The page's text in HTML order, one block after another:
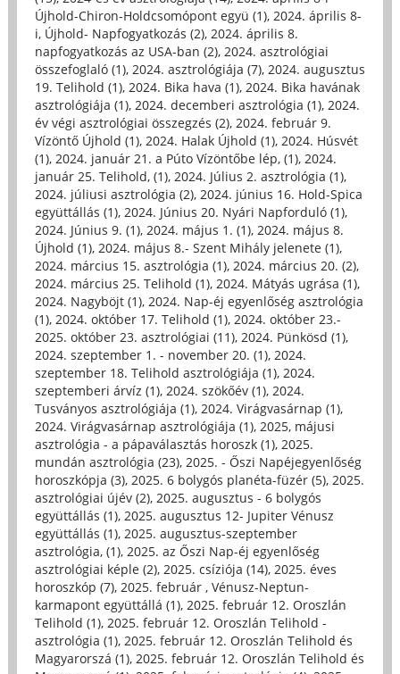
Újhold-Chiron-Holdcsomópont együ (1), 2024. április 8-
i, Újhold- Napfogyatkozás (2), 2024. április 8.
napfogyatkozás az USA-ban (2), 2024. asztrológiai
összefoglaló (1), 2024. asztrológiája (7), 2024. augusztus
19. Telihold (1), 2024. Bika hava (1), 2024. Bika havának
asztrológiája (1), 2024. decemberi asztrológia (1), 2024.
év végi asztrológiai összegzés (2), 2024. február 9.
Vízöntő Újhold (1), 2024. Halak Újhold (1), 2024. Húsvét
(1), 2024. január 21. a Púto Vízöntőbe lép, (1), 2024.
január 25. Telihold, (1), 2024. Július 2. asztrológia (1),
2024. júliusi asztrológia (2), 2024. június 16. Hold-Spica
együttállás (1), 2024. Június 20. Nyári Napforduló (1),
2024. Június 9. (1), 2024. május 1. (1), 2024. május 8.
Újhold (1), 2024. május 8.- Szent Mihály jelenete (1),
2024. március 15. asztrológia (1), 2024. március 20. (2),
2024. március 25. Telihold (1), 2024. Mátyás ugrása (1),
2024. Nagyböjt (1), 2024. Nap-éj egyenlőség asztrológia
(1), 2024. október 17. Telihold (1), 2024. október 23.-
2025. október 23. asztrológiai (11), 2024. Pünkösd (1),
2024. szeptember 1. - november 20. (1), 2024.
szeptember 18. Telihold asztrológiája (1), 2024.
szeptemberi árvíz (1), 2024. szökőév (1), 2024.
Tusványos asztrológiája (1), 2024. Virágvasárnap (1),
2024. Virágvasárnap asztrológiája (1), 2025, májusi
asztrológia - a pápaválasztás horoszk (1), 2025.
mundán asztrológia (23), 2025. - Őszi Napéjegyenlőség
horoszkópja (3), 2025. 6 bolygós planéta-füzér (5), 2025.
asztrológiai újév (2), 2025. augusztus - 6 bolygós
együttállás (1), 2025. augusztus 12- Jupiter Vénusz
együttállás (1), 2025. augusztus-szeptember
asztrológia, (1), 2025. az Őszi Nap-éj egyenlőség
asztrológiai képle (2), 2025. csíziója (14), 2025. éves
horoszkóp (7), 2025. február , Vénusz-Neptun-
karmapont együttállá (1), 2025. február 12. Oroszlán
Telihold (1), 2025. február 12. Oroszlán Telihold -
asztrológia (1), 2025. február 12. Oroszlán Telihold és
Magyarorszá (1), 2025. február 12. Oroszlán Telihold és